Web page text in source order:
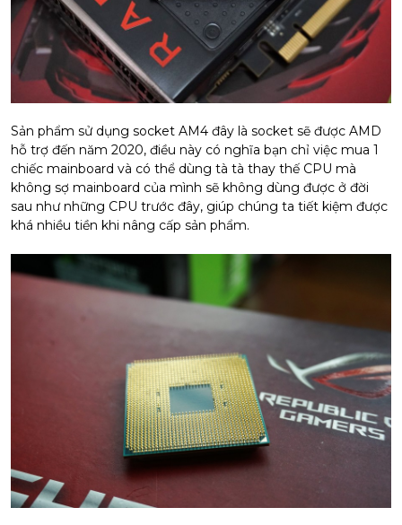
Sản phẩm sử dụng socket AM4 đây là socket sẽ được AMD
hỗ trợ đến năm 2020, điều này có nghĩa bạn chỉ việc mua 1
chiếc mainboard và có thể dùng tà tà thay thế CPU mà
không sợ mainboard của mình sẽ không dùng được ở đời
sau như những CPU trước đây, giúp chúng ta tiết kiệm được
khá nhiều tiền khi nâng cấp sản phẩm.